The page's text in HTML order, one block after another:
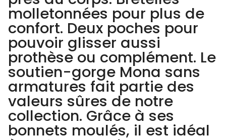
molletonnées pour plus de
confort. Deux poches pour
pouvoir glisser aussi
prothèse ou complément. Le
soutien-gorge Mona sans
armatures fait partie des
valeurs sûres de notre
collection. Grâce à ses
bonnets moulés, il est idéal